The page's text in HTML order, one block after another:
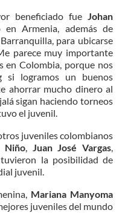
beneficiado fue
Johan
en Armenia, además de
para ubicarse
parece muy importante
en Colombia, porque nos
si logramos un buenos
ahorrar mucho dinero al
sigan haciendo torneos
el juvenil.
juveniles colombianos
Niño Juan José Vargas
tuvieron la posibilidad de
juvenil.
Mariana Manyoma
juveniles del mundo